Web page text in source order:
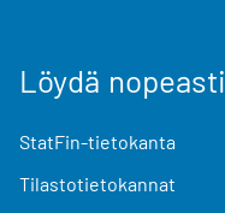
Löydä nopeasti
StatFin-tietokanta
Tilastotietokannat